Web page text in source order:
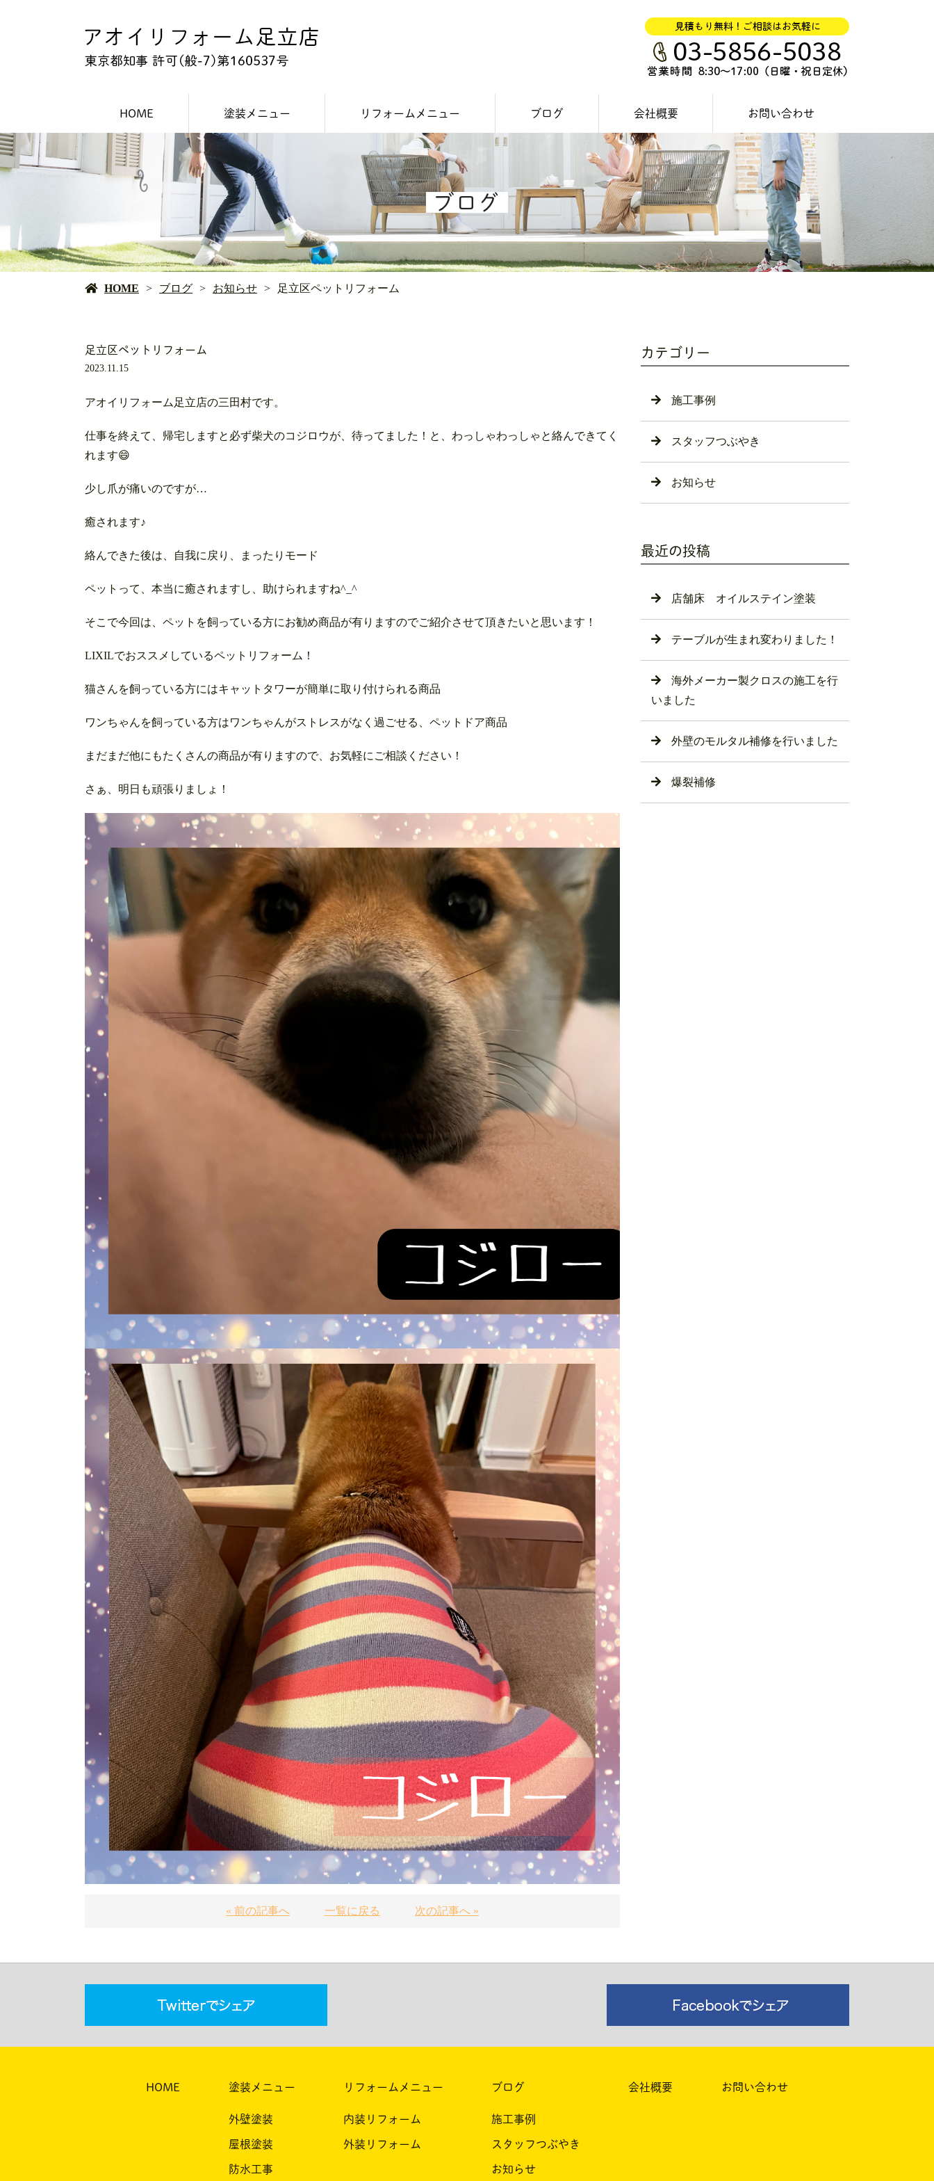
HOME 塗装メニュー
外壁塗装
屋根塗装
防水工事
リフォームメニュー
内装リフォーム
外装リフォーム
ブログ
スタッフつぶやき
会社概要 お問い合わせ
ブログ
HOME ブログ お知らせ 足立区ペットリフォーム
足立区ペットリフォーム
2023.11.15
アオイリフォーム足立店の三田村です。
仕事を終えて、帰宅しますと必ず柴犬のコジロウが、待ってました！と、わっしゃわっしゃと絡んできてく
れます😄
少し爪が痛いのですが…
癒されます♪
絡んできた後は、自我に戻り、まったりモード
ペットって、本当に癒されますし、助けられますね^_^
そこで今回は、ペットを飼っている方にお勧め商品が有りますのでご紹介させて頂きたいと思います！
LIXILでおススメしているペットリフォーム！
猫さんを飼っている方にはキャットタワーが簡単に取り付けられる商品
ワンちゃんを飼っている方はワンちゃんがストレスがなく過ごせる、ペットドア商品
まだまだ他にもたくさんの商品が有りますので、お気軽にご相談ください！
さぁ、明日も頑張りましょ！
« 前の記事へ 一覧に戻る 次の記事へ »
カテゴリー
施工事例
スタッフつぶやき
お知らせ
最近の投稿
店舗床 オイルステイン塗装
テーブルが生まれ変わりました！
海外メーカー製クロスの施工を行
いました
外壁のモルタル補修を行いました
爆裂補修
HOME 塗装メニュー
外壁塗装
屋根塗装
防水工事
リフォームメニュー
内装リフォーム
外装リフォーム
ブログ
施工事例
スタッフつぶやき
お知らせ
会社概要 お問い合わせ